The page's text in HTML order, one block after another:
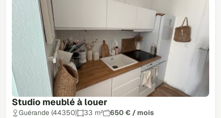
Studio meublé à louer
Guérande (44350) 33 m²
650 € / mois